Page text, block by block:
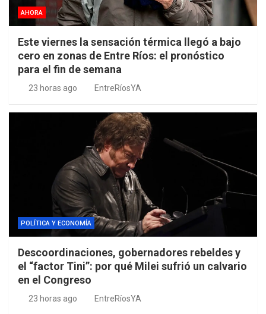
AHORA
Este viernes la sensación térmica llegó a bajo
cero en zonas de Entre Ríos: el pronóstico
para el fin de semana
23 horas ago EntreRíosYA
POLÍTICA Y ECONOMÍA
Descoordinaciones, gobernadores rebeldes y
el “factor Tini”: por qué Milei sufrió un calvario
en el Congreso
23 horas ago EntreRíosYA